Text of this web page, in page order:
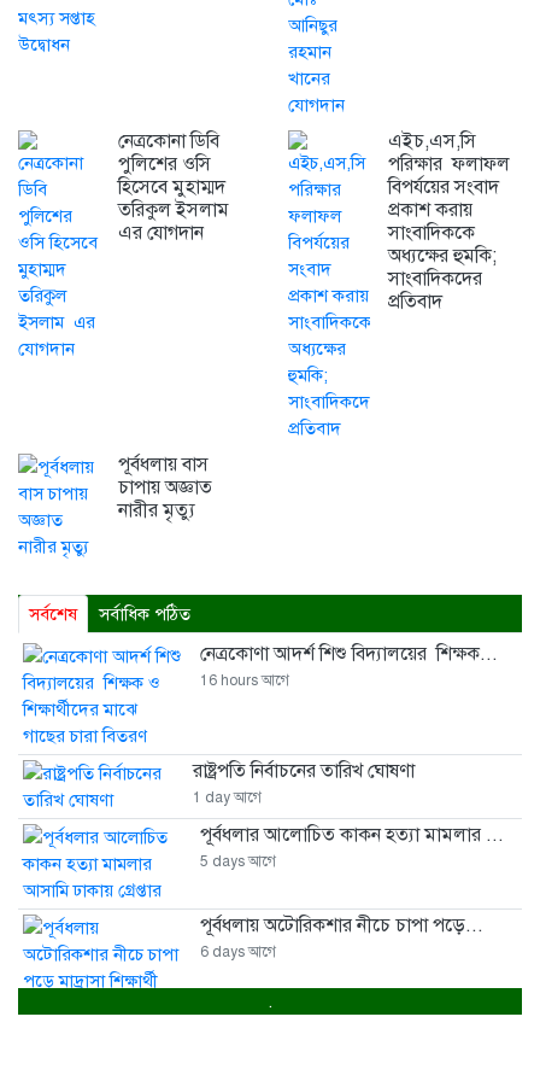
নেত্রকোনা ডিবি
পুলিশের ওসি
হিসেবে মুহাম্মদ
তরিকুল ইসলাম
এর যোগদান
এইচ,এস,সি
পরিক্ষার ফলাফল
বিপর্যয়ের সংবাদ
প্রকাশ করায়
সাংবাদিককে
অধ্যক্ষের হুমকি;
সাংবাদিকদের
প্রতিবাদ
পূর্বধলায় বাস
চাপায় অজ্ঞাত
নারীর মৃত্যু
সর্বশেষ সর্বাধিক পঠিত
নেত্রকোণা আদর্শ শিশু বিদ্যালয়ের শিক্ষক...
16 hours আগে
রাষ্ট্রপতি নির্বাচনের তারিখ ঘোষণা
1 day আগে
পূর্বধলার আলোচিত কাকন হত্যা মামলার ...
5 days আগে
পূর্বধলায় অটোরিকশার নীচে চাপা পড়ে...
6 days আগে
.